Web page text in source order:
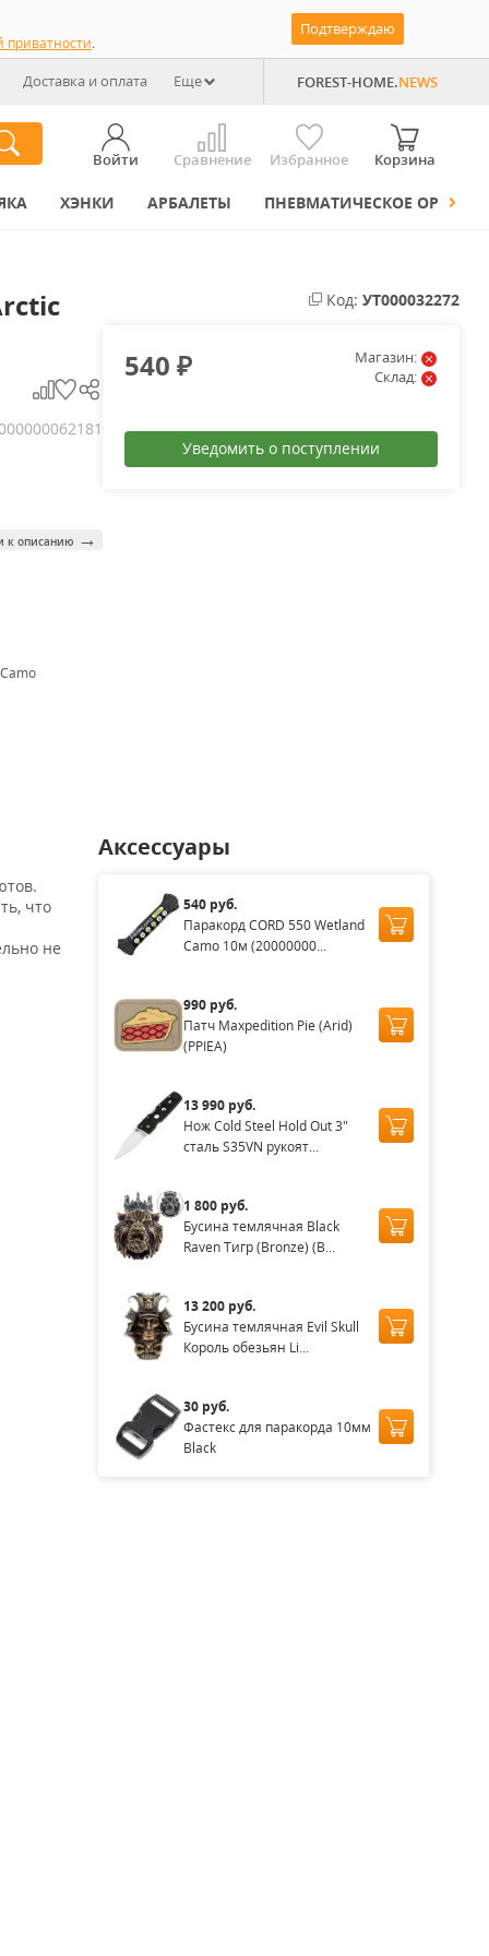
приватности.
Подтверждаю
Доставка и оплата Еще FOREST-HOME.NEWS
Войти Сравнение Избранное Корзина
ХЭНКИ АРБАЛЕТЫ ПНЕВМАТИЧЕСКОЕ ОРУЖИЕ
к описанию →
Код: УТ000032272
540₽
Магазин:
Склад:
Уведомить о поступлении
что
не
Аксессуары
540 руб.
Паракорд CORD 550 Wetland
Camo 10м (20000000...
990 руб.
Патч Maxpedition Pie (Arid)
(PPIEA)
13 990 руб.
Нож Cold Steel Hold Out 3"
сталь S35VN рукоят...
1 800 руб.
Бусина темлячная Black
Raven Тигр (Bronze) (B...
13 200 руб.
Бусина темлячная Evil Skull
Король обезьян Li...
30 руб.
Фастекс для паракорда 10мм
Black